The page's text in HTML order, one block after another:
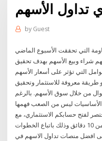
تداول الأسهم
by Guest
التي تحققت الأسبوع الماضي
شراء وبيع الأسهم بهدف تحقيق
التي تؤثر على أسعار الأسهم
طريقة معروفة للاستثمار وتحقيق
من خلال سوق الأسهم. بالرغم
لفتح حسابكم الاستثماري، مع
العلم بأن هذه العملية لن تستغرق أكثر من 10 دقائق وذلك باتباع الخطوات
على افضل منصات تداول الاسهم في